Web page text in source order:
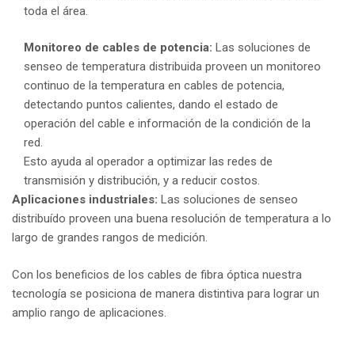
toda el área.
Monitoreo de cables de potencia: Las soluciones de
senseo de temperatura distribuida proveen un monitoreo
continuo de la temperatura en cables de potencia,
detectando puntos calientes, dando el estado de
operación del cable e información de la condición de la
red.
Esto ayuda al operador a optimizar las redes de
transmisión y distribución, y a reducir costos.
Aplicaciones industriales: Las soluciones de senseo
distribuído proveen una buena resolución de temperatura a lo
largo de grandes rangos de medición.
Con los beneficios de los cables de fibra óptica nuestra
tecnología se posiciona de manera distintiva para lograr un
amplio rango de aplicaciones.